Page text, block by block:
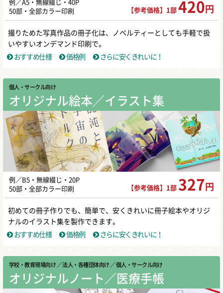
例／A5・無線綴じ・40P
50部・全部カラー印刷
【参考価格】1部 420 円
撮りためた写真作品の冊子化は、ノベルティーとしても手軽で扱
いやすいオンデマンド印刷で。
おすすめ仕様
価格例 さらに安くきれいに！
個人・サークル向け
オリジナル絵本／イラスト集
例／B5・無線綴じ・20P
50部・全部カラー印刷
【参考価格】1部 327 円
初めての冊子作りでも、簡単で、安くきれいに冊子絵本やオリジ
ナルのイラスト集を製作できます。
おすすめ仕様
価格例 さらに安くきれいに！
学校・教育現場向け ／ 法人・各種団体向け ／ 個人・サークル向け
オリジナルノート／医療手帳